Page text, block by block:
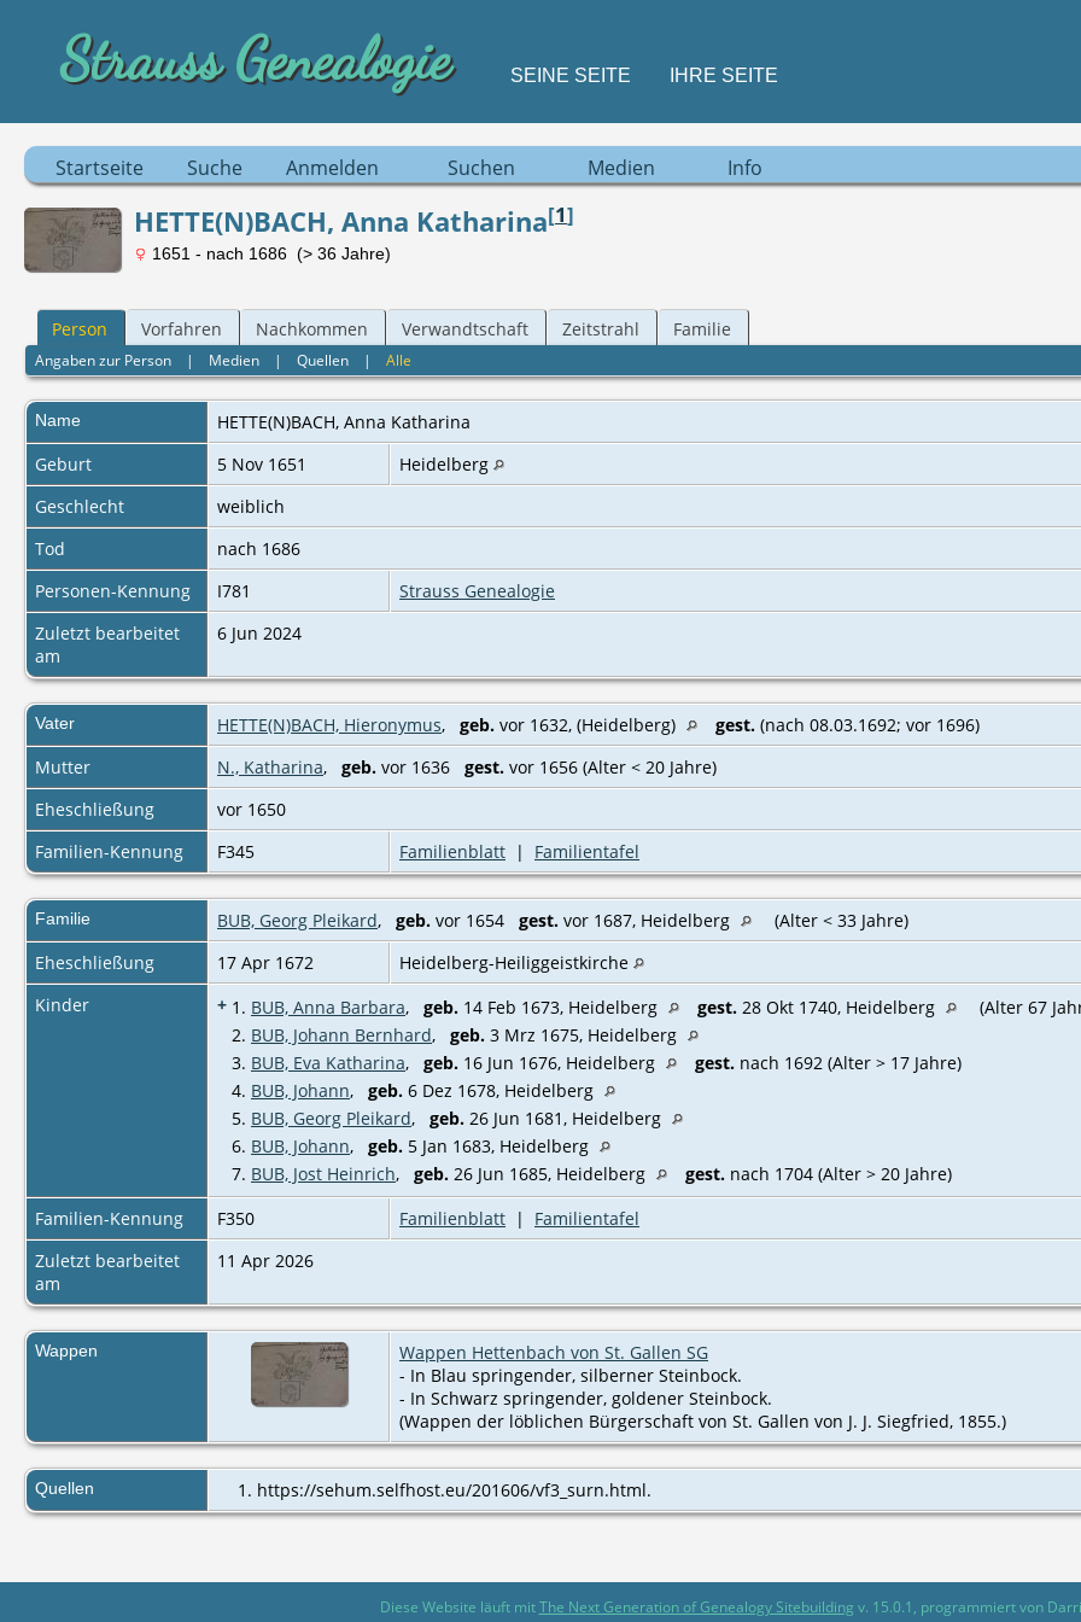
Strauss Genealogie SEINE SEITE IHRE SEITE
Startseite Suche Anmelden Suchen Medien Info
HETTE(N)BACH, Anna Katharina[1]
1651 - nach 1686 (> 36 Jahre)
Person Vorfahren Nachkommen Verwandtschaft Zeitstrahl Familie
Angaben zur Person | Medien |Quellen |Alle
Name HETTE(N)BACH, Anna Katharina
Geburt
5 Nov 1651
Heidelberg
Geschlecht
weiblich
Tod
nach 1686
Personen-Kennung
I781
Strauss Genealogie
Zuletzt bearbeitet
am
6 Jun 2024
Vater HETTE(N)BACH, Hieronymus, geb. vor 1632, (Heidelberg) gest. (nach 08.03.1692; vor 1696)
Mutter
N., Katharina, geb. vor 1636 gest. vor 1656 (Alter < 20 Jahre)
Eheschließung
vor 1650
Familien-Kennung
F345 Familienblatt | Familientafel
Familie BUB, Georg Pleikard, geb. vor 1654 gest. vor 1687, Heidelberg
(Alter < 33 Jahre)
Eheschließung
17 Apr 1672
Heidelberg-Heiliggeistkirche
Kinder
+ 1. BUB, Anna Barbara, geb. 14 Feb 1673, Heidelberg gest. 28 Okt 1740, Heidelberg
(Alter 67
2. BUB, Johann Bernhard, geb. 3 Mrz 1675, Heidelberg
3. BUB, Eva Katharina, geb. 16 Jun 1676, Heidelberg gest. nach 1692 (Alter > 17 Jahre)
4. BUB, Johann, geb. 6 Dez 1678, Heidelberg
5. BUB, Georg Pleikard, geb. 26 Jun 1681, Heidelberg
6. BUB, Johann, geb. 5 Jan 1683, Heidelberg
7. BUB, Jost Heinrich, geb. 26 Jun 1685, Heidelberg gest. nach 1704 (Alter > 20 Jahre)
Familien-Kennung
F350 Familienblatt | Familientafel
Zuletzt bearbeitet
am
11 Apr 2026
Wappen
Wappen Hettenbach von St. Gallen SG
- In Blau springender, silberner Steinbock.
- In Schwarz springender, goldener Steinbock.
(Wappen der löblichen Bürgerschaft von St. Gallen von J. J. Siegfried, 1855.)
Quellen https://sehum.selfhost.eu/201606/vf3_surn.html.
Diese Website läuft mitThe Next Generation of Genealogy Sitebuilding v. 15.0.1, programmiert von